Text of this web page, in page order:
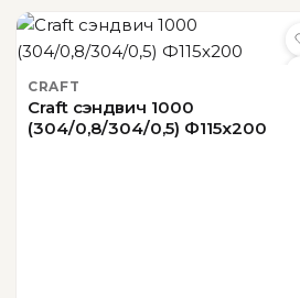
CRAFT
Craft сэндвич 1000
(304/0,8/304/0,5) Ф115х200